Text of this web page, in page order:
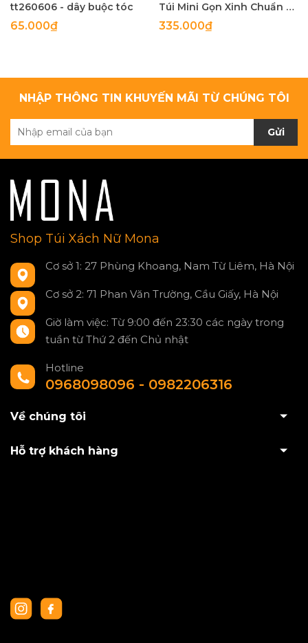
tt260606 - dây buộc tóc
65.000₫
Túi Mini Gọn Xinh Chuẩn Gu - tt260518
335.000₫
NHẬP THÔNG TIN KHUYẾN MÃI TỪ CHÚNG TÔI
Gửi
Shop Túi Xách Nữ Mona
Cơ sở 1: 27 Phùng Khoang, Nam Từ Liêm, Hà Nội
Cơ sở 2: 71 Phan Văn Trường, Cầu Giấy, Hà Nội
Giờ làm việc: Từ 9:00 đến 23:30 các ngày trong
tuần từ Thứ 2 đến Chủ nhật
Hotline
0968098096 - 0982206316
Về chúng tôi
Hỗ trợ khách hàng